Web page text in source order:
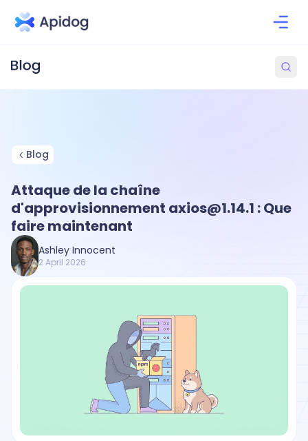
Blog
Attaque de la chaîne
d'approvisionnement axios@1.14.1 : Que
faire maintenant
Ashley Innocent
2 April 2026